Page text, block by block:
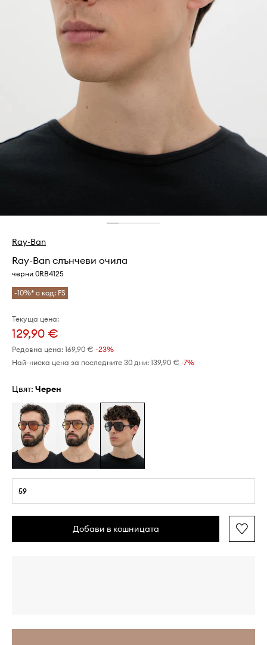
Ray-Ban
Ray-Ban слънчеви очила
черни 0RB4125
-10%* с код: FS
Текуща цена:
129,90 €
Редовна цена: 169,90 € -23%
Най-ниска цена за последните 30 дни: 139,90 € -7%
Цвят: черен
59
Добави в кошницата